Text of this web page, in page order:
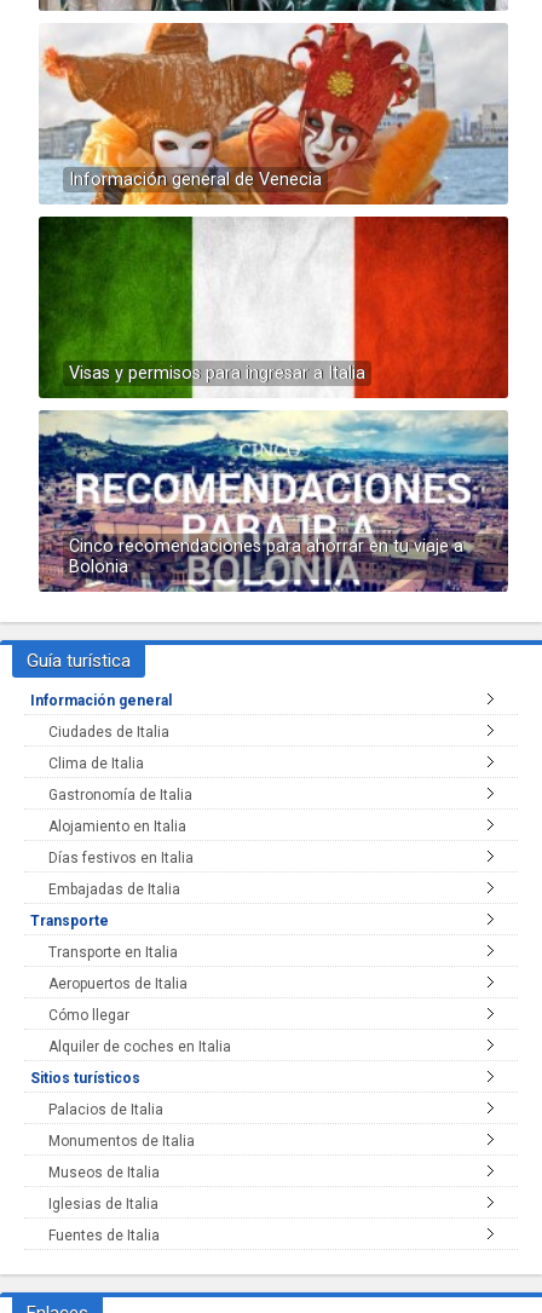
Información general de Venecia
Visas y permisos para ingresar a Italia
Cinco recomendaciones para ahorrar en tu viaje a
Bolonia
Guía turística
Información general
Ciudades de Italia
Clima de Italia
Gastronomía de Italia
Alojamiento en Italia
Días festivos en Italia
Embajadas de Italia
Transporte
Transporte en Italia
Aeropuertos de Italia
Cómo llegar
Alquiler de coches en Italia
Sitios turísticos
Palacios de Italia
Monumentos de Italia
Museos de Italia
Iglesias de Italia
Fuentes de Italia